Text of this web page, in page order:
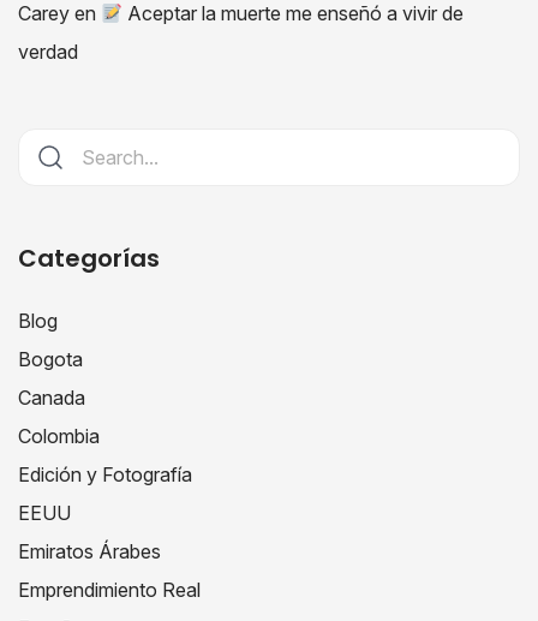
Carey en
Aceptar la muerte me enseñó a vivir de
verdad
Categorías
Blog
Bogota
Canada
Colombia
Edición y Fotografía
EEUU
Emiratos Árabes
Emprendimiento Real